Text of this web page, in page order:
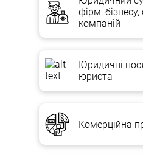
фірм, бізнесу,
компаній
Юридичні
юриста
Комерційна